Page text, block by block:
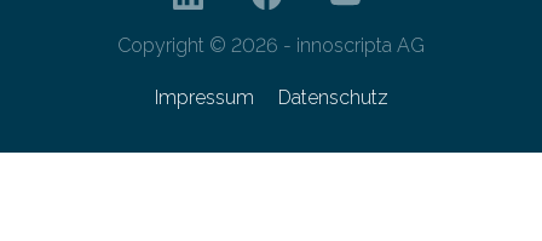
Copyright © 2026 - innoscripta AG
Impressum Datenschutz